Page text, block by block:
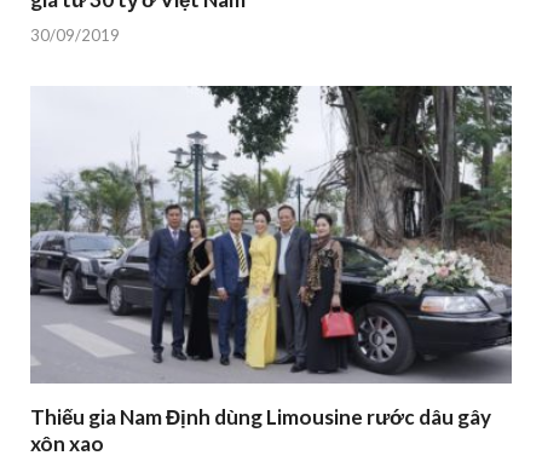
30/09/2019
Thiếu gia Nam Định dùng Limousine rước dâu gây
xôn xao